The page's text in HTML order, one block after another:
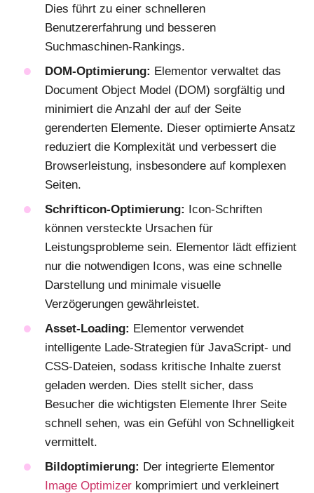
Dies führt zu einer schnelleren
Benutzererfahrung und besseren
Suchmaschinen-Rankings.
DOM-Optimierung: Elementor verwaltet das
Document Object Model (DOM) sorgfältig und
minimiert die Anzahl der auf der Seite
gerenderten Elemente. Dieser optimierte Ansatz
reduziert die Komplexität und verbessert die
Browserleistung, insbesondere auf komplexen
Seiten.
Schrifticon-Optimierung: Icon-Schriften
können versteckte Ursachen für
Leistungsprobleme sein. Elementor lädt effizient
nur die notwendigen Icons, was eine schnelle
Darstellung und minimale visuelle
Verzögerungen gewährleistet.
Asset-Loading: Elementor verwendet
intelligente Lade-Strategien für JavaScript- und
CSS-Dateien, sodass kritische Inhalte zuerst
geladen werden. Dies stellt sicher, dass
Besucher die wichtigsten Elemente Ihrer Seite
schnell sehen, was ein Gefühl von Schnelligkeit
vermittelt.
Bildoptimierung: Der integrierte Elementor
Image Optimizer komprimiert und verkleinert